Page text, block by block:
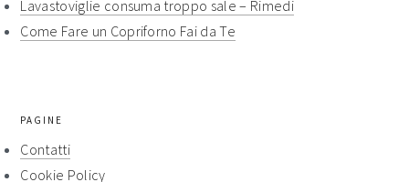
Lavastoviglie consuma troppo sale​ – Rimedi​​
Come Fare un Copriforno Fai da Te
PAGINE
Contatti
Cookie Policy